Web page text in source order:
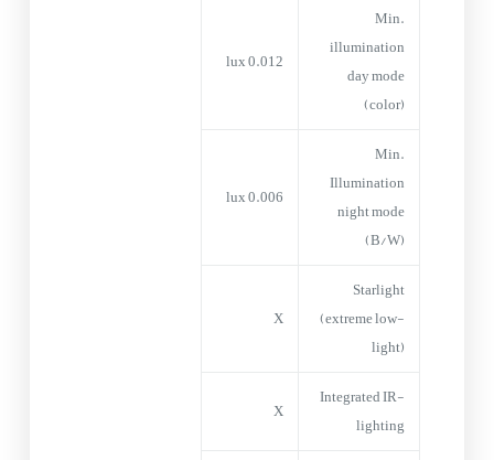
Min.
illumination
day mode
(color)
0.012 lux
Min.
Illumination
night mode
(B/W)
0.006 lux
Starlight
(extreme low-
light)
X
Integrated IR-
lighting
X